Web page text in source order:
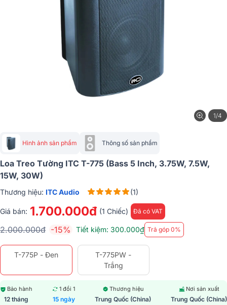
1/4
Hình ảnh sản phẩm Thông số sản phẩm
Loa Treo Tường ITC T-775 (Bass 5 Inch, 3.75W, 7.5W,
15W, 30W)
Thương hiệu: ITC Audio (1)
Giá bán: 1.700.000đ (1 Chiếc) Đã có VAT
2.000.000đ -15% Tiết kiệm: 300.000₫ Trả góp 0%
T-775P - Đen
T-775PW -
Trắng
Bảo hành
12 tháng
1 đổi 1
15 ngày
Thương hiệu
Trung Quốc (China)
Nơi sản xuất
Trung Quốc (China)